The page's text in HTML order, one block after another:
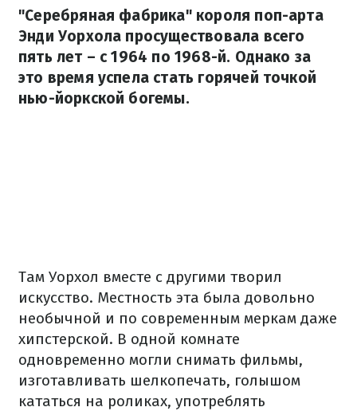
"Серебряная фабрика" короля поп-арта
Энди Уорхола просуществовала всего
пять лет – с 1964 по 1968-й. Однако за
это время успела стать горячей точкой
нью-йоркской богемы.
Там Уорхол вместе с другими творил
искусство. Местность эта была довольно
необычной и по современным меркам даже
хипстерской. В одной комнате
одновременно могли снимать фильмы,
изготавливать шелкопечать, голышом
кататься на роликах, употреблять